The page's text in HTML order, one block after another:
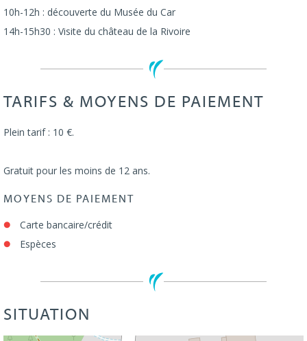
10h-12h : découverte du Musée du Car
14h-15h30 : Visite du château de la Rivoire
TARIFS & MOYENS DE PAIEMENT
Plein tarif : 10 €.
Gratuit pour les moins de 12 ans.
MOYENS DE PAIEMENT
Carte bancaire/crédit
Espèces
SITUATION